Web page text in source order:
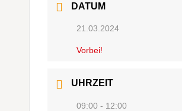
DATUM
21.03.2024
Vorbei!
UHRZEIT
09:00 - 12:00